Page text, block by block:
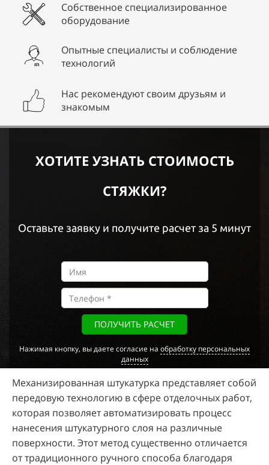
Собственное специализированное
оборудование
Опытные специалисты и соблюдение
технологий
Нас рекомендуют своим друзьям и
знакомым
ХОТИТЕ УЗНАТЬ СТОИМОСТЬ
СТЯЖКИ?
Оставьте заявку и получите расчет за 5 минут
ПОЛУЧИТЬ РАСЧЕТ
Нажимая кнопку, вы даете согласие на обработку персональных
данных
Механизированная штукатурка представляет собой
передовую технологию в сфере отделочных работ,
которая позволяет автоматизировать процесс
нанесения штукатурного слоя на различные
поверхности. Этот метод существенно отличается
от традиционного ручного способа благодаря